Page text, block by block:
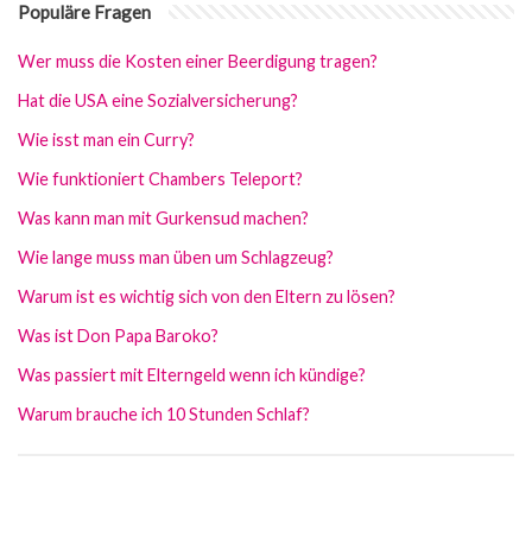
Populäre Fragen
Wer muss die Kosten einer Beerdigung tragen?
Hat die USA eine Sozialversicherung?
Wie isst man ein Curry?
Wie funktioniert Chambers Teleport?
Was kann man mit Gurkensud machen?
Wie lange muss man üben um Schlagzeug?
Warum ist es wichtig sich von den Eltern zu lösen?
Was ist Don Papa Baroko?
Was passiert mit Elterngeld wenn ich kündige?
Warum brauche ich 10 Stunden Schlaf?